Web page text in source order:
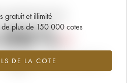
gratuit et illimité
de plus de 150 000 cotes
DE LA COTE
actuelle de la cote
2016 en 2026 par rapport à